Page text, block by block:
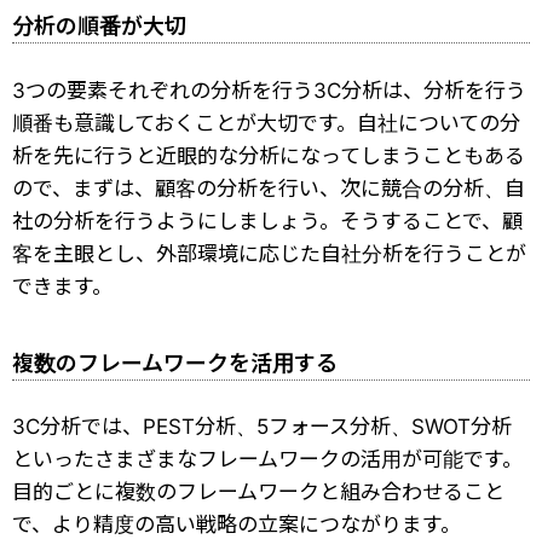
分析の順番が大切
3つの要素それぞれの分析を行う3C分析は、分析を行う
順番も意識しておくことが大切です。自社についての分
析を先に行うと近眼的な分析になってしまうこともある
ので、まずは、顧客の分析を行い、次に競合の分析、自
社の分析を行うようにしましょう。そうすることで、顧
客を主眼とし、外部環境に応じた自社分析を行うことが
できます。
複数のフレームワークを活用する
3C分析では、PEST分析、5フォース分析、SWOT分析
といったさまざまなフレームワークの活用が可能です。
目的ごとに複数のフレームワークと組み合わせること
で、より精度の高い戦略の立案につながります。